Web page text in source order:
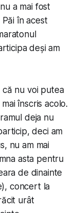
a mai fost
în acest
deși am
nu voi putea
înscris acolo.
deja nu
deci am
nu am mai
asta pentru
de dinainte
concert la
urât